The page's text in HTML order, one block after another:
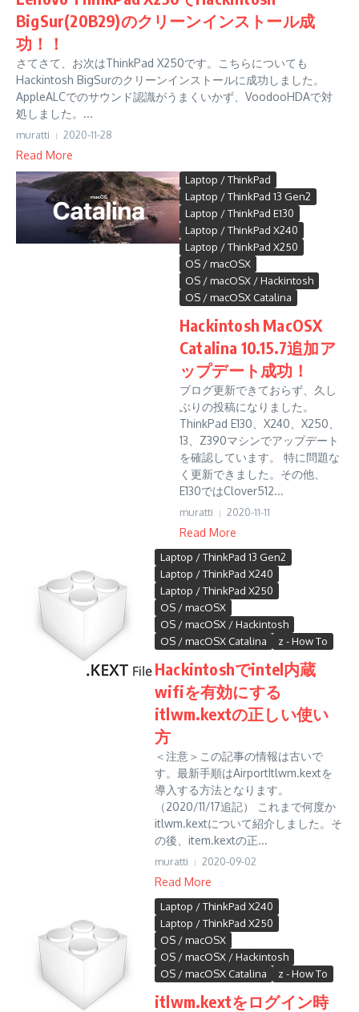
BigSur(20B29)のクリーンインストール成
功！！
さてさて、お次はThinkPad X250です。こちらについても
Hackintosh BigSurのクリーンインストールに成功しました。
AppleALCでのサウンド認識がうまくいかず、VoodooHDAで対
処しました。...
muratti 2020-11-28
Read More
Laptop / ThinkPad
Laptop / ThinkPad 13 Gen2
Laptop / ThinkPad E130
Laptop / ThinkPad X240
Laptop / ThinkPad X250
OS / macOSX
OS / macOSX / Hackintosh
OS / macOSX Catalina
Hackintosh MacOSX
Catalina 10.15.7追加ア
ップデート成功！
ブログ更新できておらず、久し
ぶりの投稿になりました。
ThinkPad E130、X240、X250、
13、Z390マシンでアップデート
を確認しています。 特に問題な
く更新できました。その他、
E130ではClover512...
muratti 2020-11-11
Read More
Laptop / ThinkPad 13 Gen2
Laptop / ThinkPad X240
Laptop / ThinkPad X250
OS / macOSX
OS / macOSX / Hackintosh
OS / macOSX Catalina
z - How To
Hackintoshでintel内蔵
wifiを有効にする
itlwm.kextの正しい使い
方
＜注意＞この記事の情報は古いで
す。最新手順はAirportItlwm.kextを
導入する方法となります。
（2020/11/17追記） これまで何度か
itlwm.kextについて紹介しました。そ
の後、item.kextの正...
muratti 2020-09-02
Read More
Laptop / ThinkPad X240
Laptop / ThinkPad X250
OS / macOSX
OS / macOSX / Hackintosh
OS / macOSX Catalina
z - How To
itlwm.kextをログイン時